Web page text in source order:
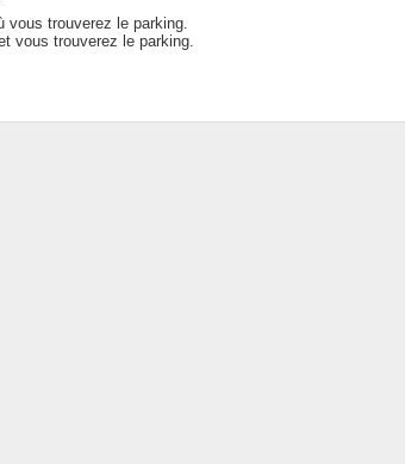
vous trouverez le parking.
vous trouverez le parking.